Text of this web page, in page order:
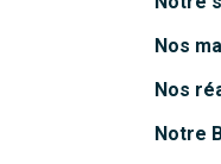
Nos
Nos
Notre